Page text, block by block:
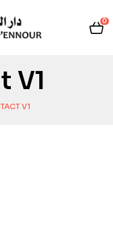
0
V1
V1